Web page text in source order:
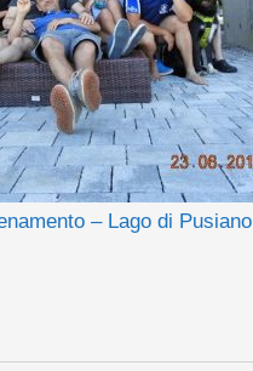
– Lago di Pusiano